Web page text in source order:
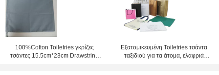
100%Cotton Toiletries γκρίζες
τσάντες 15.5cm*23cm Drawstring
Εξατομικευμένη Toiletries τσάντα
ταξιδιού για τα άτομα, ελαφριά